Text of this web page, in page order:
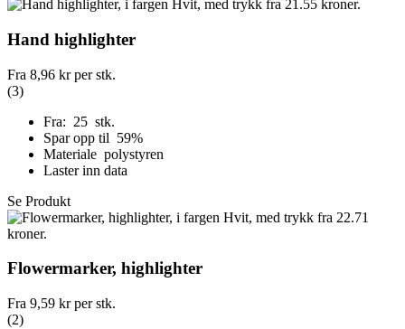
Hand highlighter
Fra 8,96 krper stk.
(3)
Fra: 25 stk.
Spar opp til 59%
Materiale polystyren
Laster inn data
Se Produkt
Flowermarker, highlighter
Fra 9,59 krper stk.
(2)